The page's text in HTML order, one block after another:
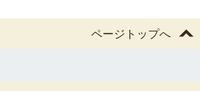
ページトップへ